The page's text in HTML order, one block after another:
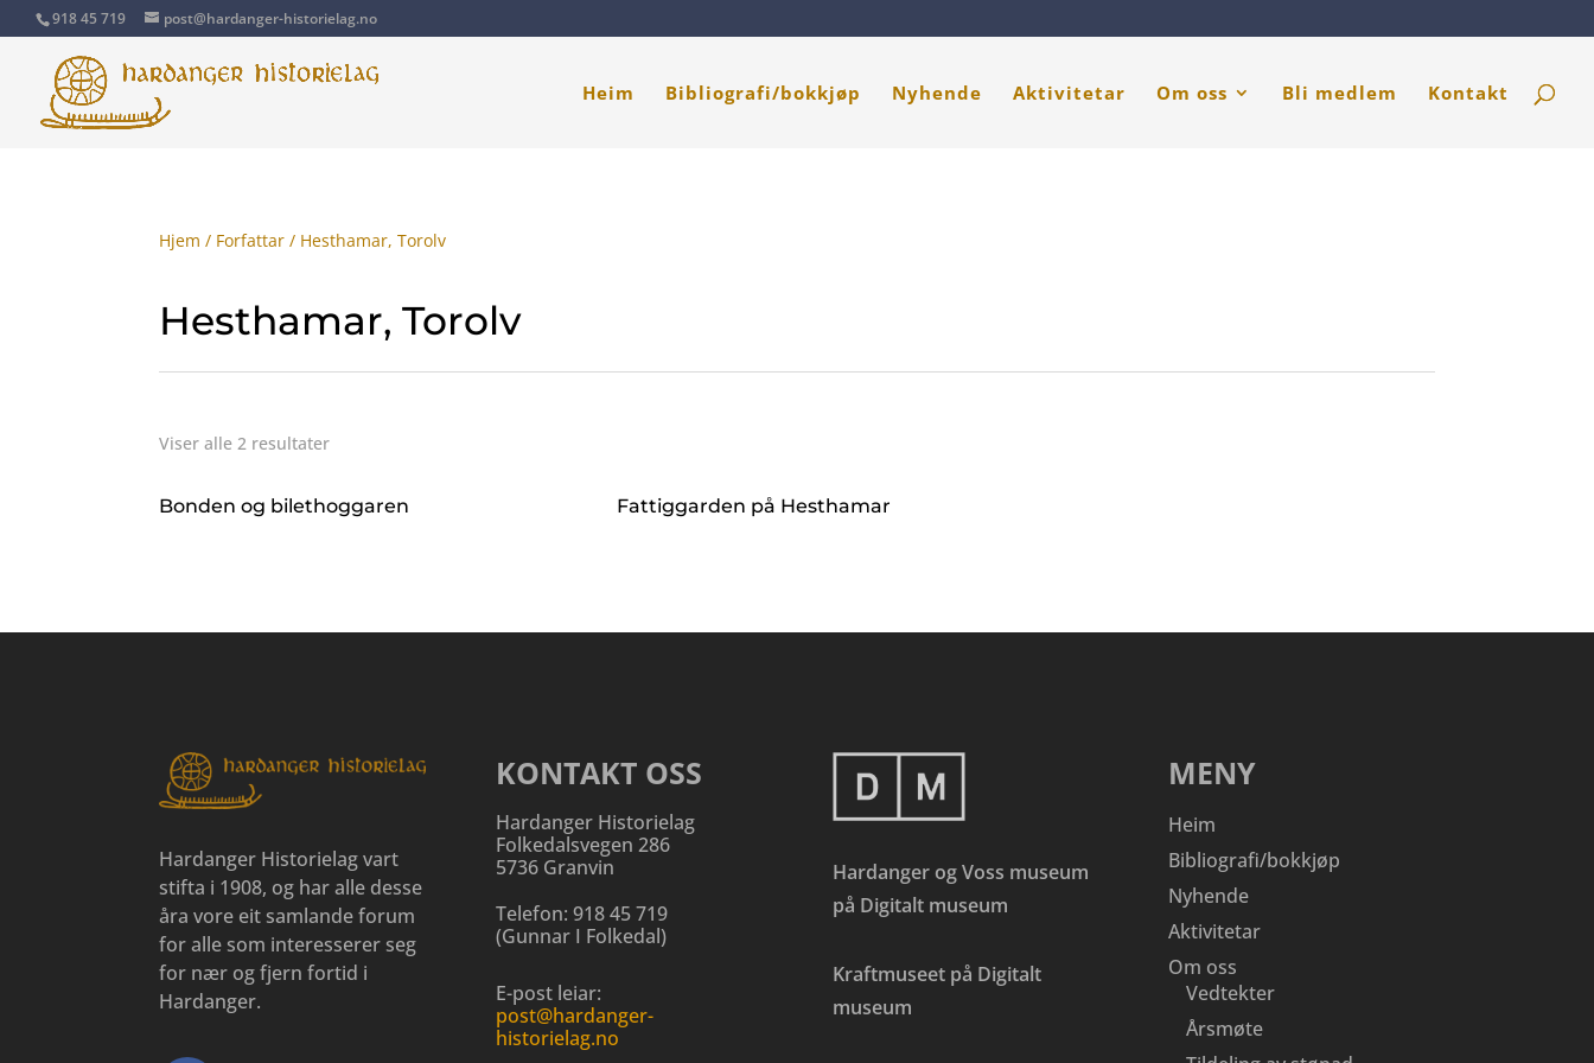
918 45 719 post@hardanger-historielag.no
Heim Bibliografi/bokkjøp Nyhende Aktivitetar Om oss Bli medlem Kontakt
Hjem / Forfattar / Hesthamar, Torolv
Hesthamar, Torolv
Viser alle 2 resultater
Bonden og bilethoggaren Fattiggarden på Hesthamar
Hardanger Historielag vart
stifta i 1908, og har alle desse
åra vore eit samlande forum
for alle som interesserer seg
for nær og fjern fortid i
Hardanger.
KONTAKT OSS
Hardanger Historielag
Folkedalsvegen 286
5736 Granvin
Telefon: 918 45 719
(Gunnar I Folkedal)
E-post leiar:
post@hardanger-
historielag.no
Hardanger og Voss museum
på Digitalt museum
Kraftmuseet på Digitalt
museum
MENY
Heim
Bibliografi/bokkjøp
Nyhende
Aktivitetar
Om oss
Vedtekter
Årsmøte